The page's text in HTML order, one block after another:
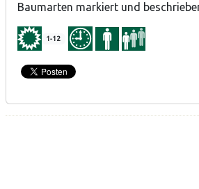
Baumarten markiert und
1-12